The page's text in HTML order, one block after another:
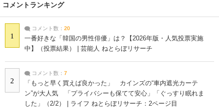
コメントランキング
1
コメント数： 20
一番好きな「韓国の男性俳優」は？【2026年版・人気投票実施
中】（投票結果） | 芸能人 ねとらぼリサーチ
2
コメント数： 7
「もっと早く買えば良かった」 カインズの“車内遮光カーテ
ン”が大人気 「プライバシーも保てて安心」「ぐっすり眠れま
した」（2/2） | ライフ ねとらぼリサーチ：2ページ目